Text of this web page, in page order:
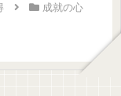
成就の心